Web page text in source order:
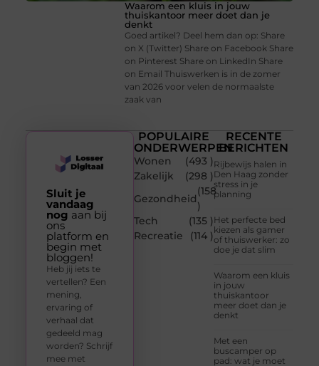
Waarom een kluis in jouw
thuiskantoor meer doet dan je
denkt
Goed artikel? Deel hem dan op: Share
on X (Twitter) Share on Facebook Share
on Pinterest Share on LinkedIn Share
on Email Thuiswerken is in de zomer
van 2026 voor velen de normaalste
zaak van
POPULAIRE
ONDERWERPEN
Wonen
(493 )
Zakelijk
(298 )
Gezondheid
(158
)
Tech
(135 )
Recreatie
(114 )
RECENTE
BERICHTEN
Rijbewijs halen in
Den Haag zonder
stress in je
planning
Het perfecte bed
kiezen als gamer
of thuiswerker: zo
doe je dat slim
Waarom een kluis
in jouw
thuiskantoor
meer doet dan je
denkt
Met een
buscamper op
pad: wat je moet
Sluit je
vandaag
nog aan bij
ons
platform en
begin met
bloggen!
Heb jij iets te
vertellen? Een
mening,
ervaring of
verhaal dat
gedeeld mag
worden? Schrijf
mee met